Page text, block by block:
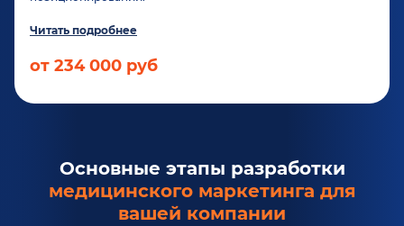
Читать подробнее
от 234 000 руб
Основные этапы разработки
медицинского маркетинга для
вашей компании